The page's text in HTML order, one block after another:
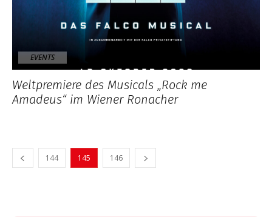
EVENTS
Weltpremiere des Musicals „Rock me
Amadeus“ im Wiener Ronacher
144 145 146